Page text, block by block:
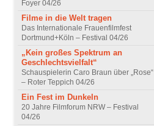
Foyer 04/26
Filme in die Welt tragen
Das Internationale Frauenfilmfest
Dortmund+Köln – Festival 04/26
„Kein großes Spektrum an
Geschlechtsvielfalt“
Schauspielerin Caro Braun über „Rose“
– Roter Teppich 04/26
Ein Fest im Dunkeln
20 Jahre Filmforum NRW – Festival
04/26